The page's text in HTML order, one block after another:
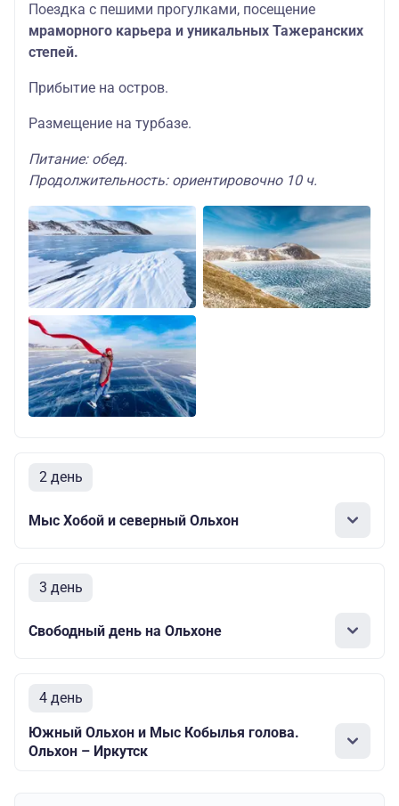
Поездка с пешими прогулками, посещение
мраморного карьера и уникальных Тажеранских
степей.
Прибытие на остров.
Размещение на турбазе.
Питание: обед.
Продолжительность: ориентировочно 10 ч.
2 день
Мыс Хобой и северный Ольхон
3 день
Свободный день на Ольхоне
4 день
Южный Ольхон и Мыс Кобылья голова.
Ольхон – Иркутск